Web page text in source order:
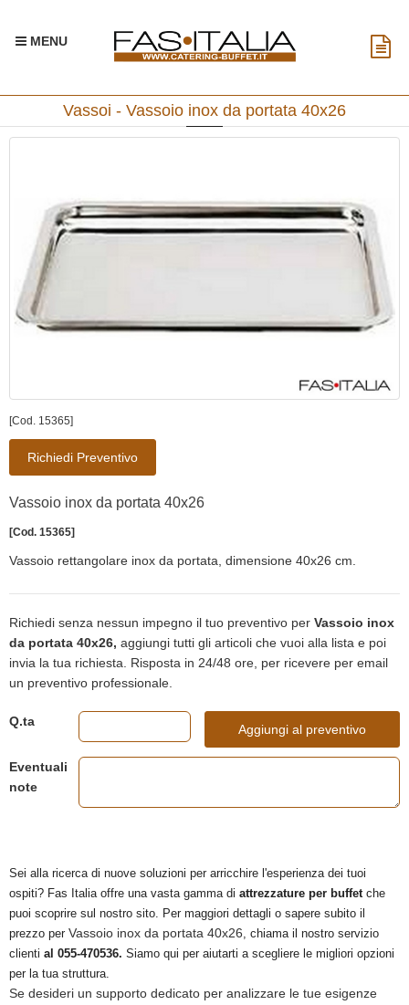
MENU
Vassoi - Vassoio inox da portata 40x26
[Cod. 15365]
Richiedi Preventivo
Vassoio inox da portata 40x26
[Cod. 15365]
Vassoio rettangolare inox da portata, dimensione 40x26 cm.
Richiedi senza nessun impegno il tuo preventivo per Vassoio inox
da portata 40x26, aggiungi tutti gli articoli che vuoi alla lista e poi
invia la tua richiesta. Risposta in 24/48 ore, per ricevere per email
un preventivo professionale.
Q.ta
Aggiungi al preventivo
Eventuali
note
Sei alla ricerca di nuove soluzioni per arricchire l'esperienza dei tuoi
ospiti? Fas Italia offre una vasta gamma di attrezzature per buffetche
puoi scoprire sul nostro sito. Per maggiori dettagli o sapere subito il
prezzo per Vassoio inox da portata 40x26, chiama il nostro servizio
clienti al 055-470536. Siamo qui per aiutarti a scegliere le migliori opzioni
per la tua struttura.
Se desideri un supporto dedicato per analizzare le tue esigenze